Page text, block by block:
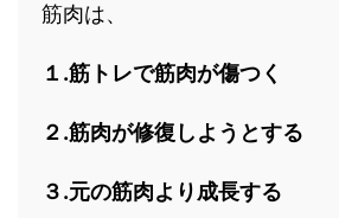
筋肉は、
１.筋トレで筋肉が傷つく
２.筋肉が修復しようとする
３.元の筋肉より成長する